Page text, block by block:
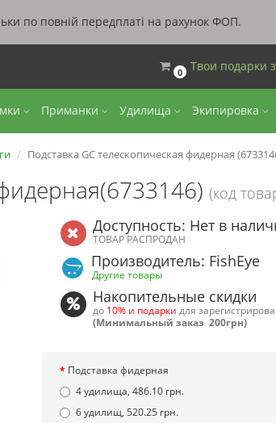
по повній передплаті на рахунок ФОП.
0 Твои подарки
Приманки Удилища Экипировка
Подставка GC телескопическая фидерная
(код
Доступность: Нет в
ТОВАР РАСПРОДАН
Производитель: FishEye
Другие товары
Накопительные скидки
до 10% и подарки для
(Минимальный заказ 200грн)
Подставка фидерная
4 удилища, 486.10 грн.
6 удилищ, 520.25 грн.